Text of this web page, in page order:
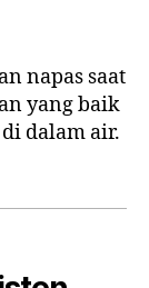
napas saat
yang baik
dalam air.